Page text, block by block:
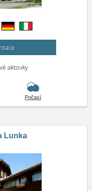
aktovky
Počasí
Lunka